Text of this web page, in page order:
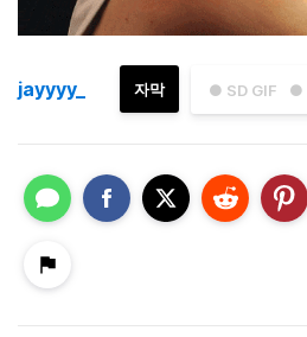
● SD GIF ●
자막
jayyyy_